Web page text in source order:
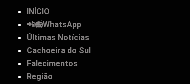
INÍCIO
📲📻WhatsApp
Últimas Notícias
Cachoeira do Sul
Falecimentos
Região